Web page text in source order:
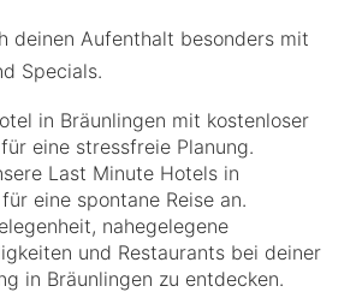
deinen Aufenthalt besonders mit
Specials.
in Bräunlingen mit kostenloser
eine stressfreie Planung.
Last Minute Hotels in
eine spontane Reise an.
nahegelegene
und Restaurants bei deiner
in Bräunlingen zu entdecken.